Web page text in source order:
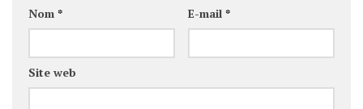
Nom * E-mail *
Site web